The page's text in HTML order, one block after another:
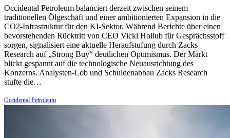
Occidental Petroleum balanciert derzeit zwischen seinem
traditionellen Ölgeschäft und einer ambitionierten Expansion in die
CO2-Infrastruktur für den KI-Sektor. Während Berichte über einen
bevorstehenden Rücktritt von CEO Vicki Hollub für Gesprächsstoff
sorgen, signalisiert eine aktuelle Heraufstufung durch Zacks
Research auf „Strong Buy“ deutlichen Optimismus. Der Markt
blickt gespannt auf die technologische Neuausrichtung des
Konzerns. Analysten-Lob und Schuldenabbau Zacks Research
stufte die…
Occidental Petroleum